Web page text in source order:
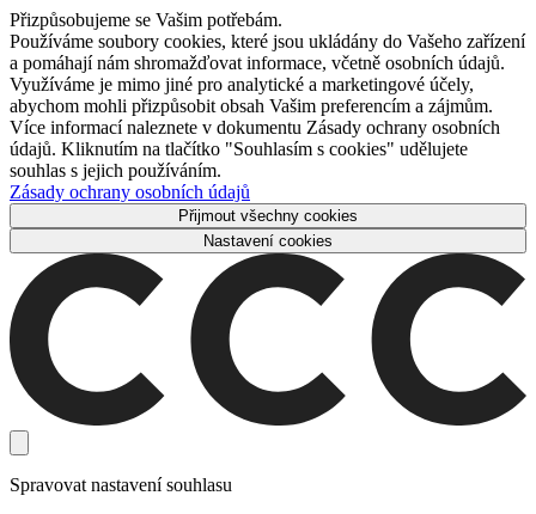
Přizpůsobujeme se Vašim potřebám.
Používáme soubory cookies, které jsou ukládány do Vašeho zařízení
a pomáhají nám shromažďovat informace, včetně osobních údajů.
Využíváme je mimo jiné pro analytické a marketingové účely,
abychom mohli přizpůsobit obsah Vašim preferencím a zájmům.
Více informací naleznete v dokumentu Zásady ochrany osobních
údajů. Kliknutím na tlačítko "Souhlasím s cookies" udělujete
souhlas s jejich používáním.
Zásady ochrany osobních údajů
Přijmout všechny cookies
Nastavení cookies
Spravovat nastavení souhlasu